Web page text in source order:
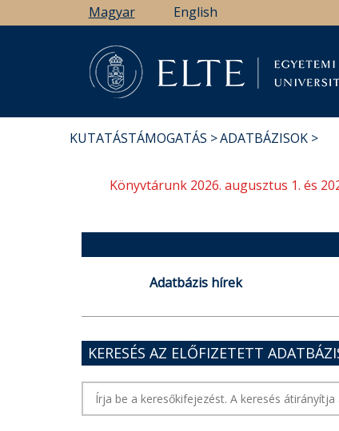
a
Magyar English
KUTATÁSTÁMOGATÁS ADATBÁZISOK
Könyvtárunk 2026. augusztus 1. és
Adatbázis hírek
KERESÉS AZ ELŐFIZETETT